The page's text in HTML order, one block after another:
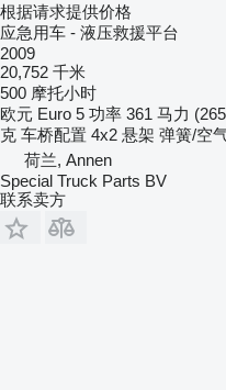
根据请求提供价格
应急用车 - 液压救援平台
2009
20,752 千米
500 摩托小时
欧元 Euro 5 功率 361 马力
克 车桥配置 4x2 悬架 弹簧/空
荷兰, Annen
Special Truck Parts BV
联系卖方